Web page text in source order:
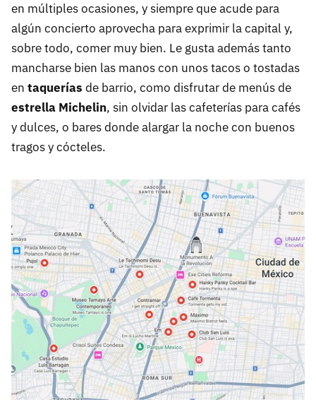
en múltiples ocasiones, y siempre que acude para
algún concierto aprovecha para exprimir la capital y,
sobre todo, comer muy bien. Le gusta además tanto
mancharse bien las manos con unos tacos o tostadas
en taquerías de barrio, como disfrutar de menús de
estrella Michelin, sin olvidar las cafeterías para cafés
y dulces, o bares donde alargar la noche con buenos
tragos y cócteles.